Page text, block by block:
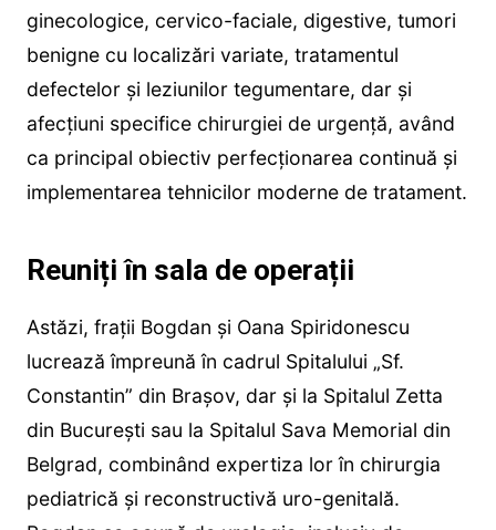
ginecologice, cervico-faciale, digestive, tumori
benigne cu localizări variate, tratamentul
defectelor și leziunilor tegumentare, dar și
afecțiuni specifice chirurgiei de urgență, având
ca principal obiectiv perfecționarea continuă și
implementarea tehnicilor moderne de tratament.
Reuniți în sala de operații
Astăzi, frații Bogdan și Oana Spiridonescu
lucrează împreună în cadrul Spitalului „Sf.
Constantin” din Brașov, dar și la Spitalul Zetta
din București sau la Spitalul Sava Memorial din
Belgrad, combinând expertiza lor în chirurgia
pediatrică și reconstructivă uro-genitală.